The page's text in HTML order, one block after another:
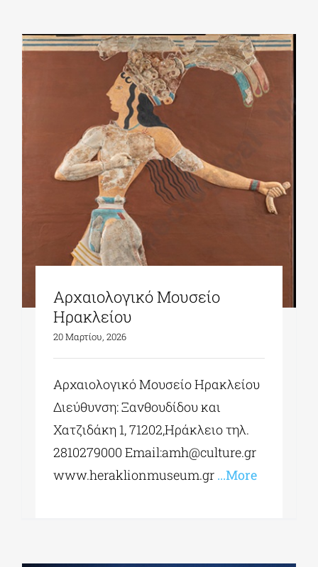
Αρχαιολογικό Μουσείο
Ηρακλείου
20 Μαρτίου, 2026
Αρχαιολογικό Μουσείο Ηρακλείου
Διεύθυνση: Ξανθουδίδου και
Χατζιδάκη 1, 71202,Ηράκλειο τηλ.
2810279000 Εmail:amh@culture.gr
www.heraklionmuseum.gr ...More